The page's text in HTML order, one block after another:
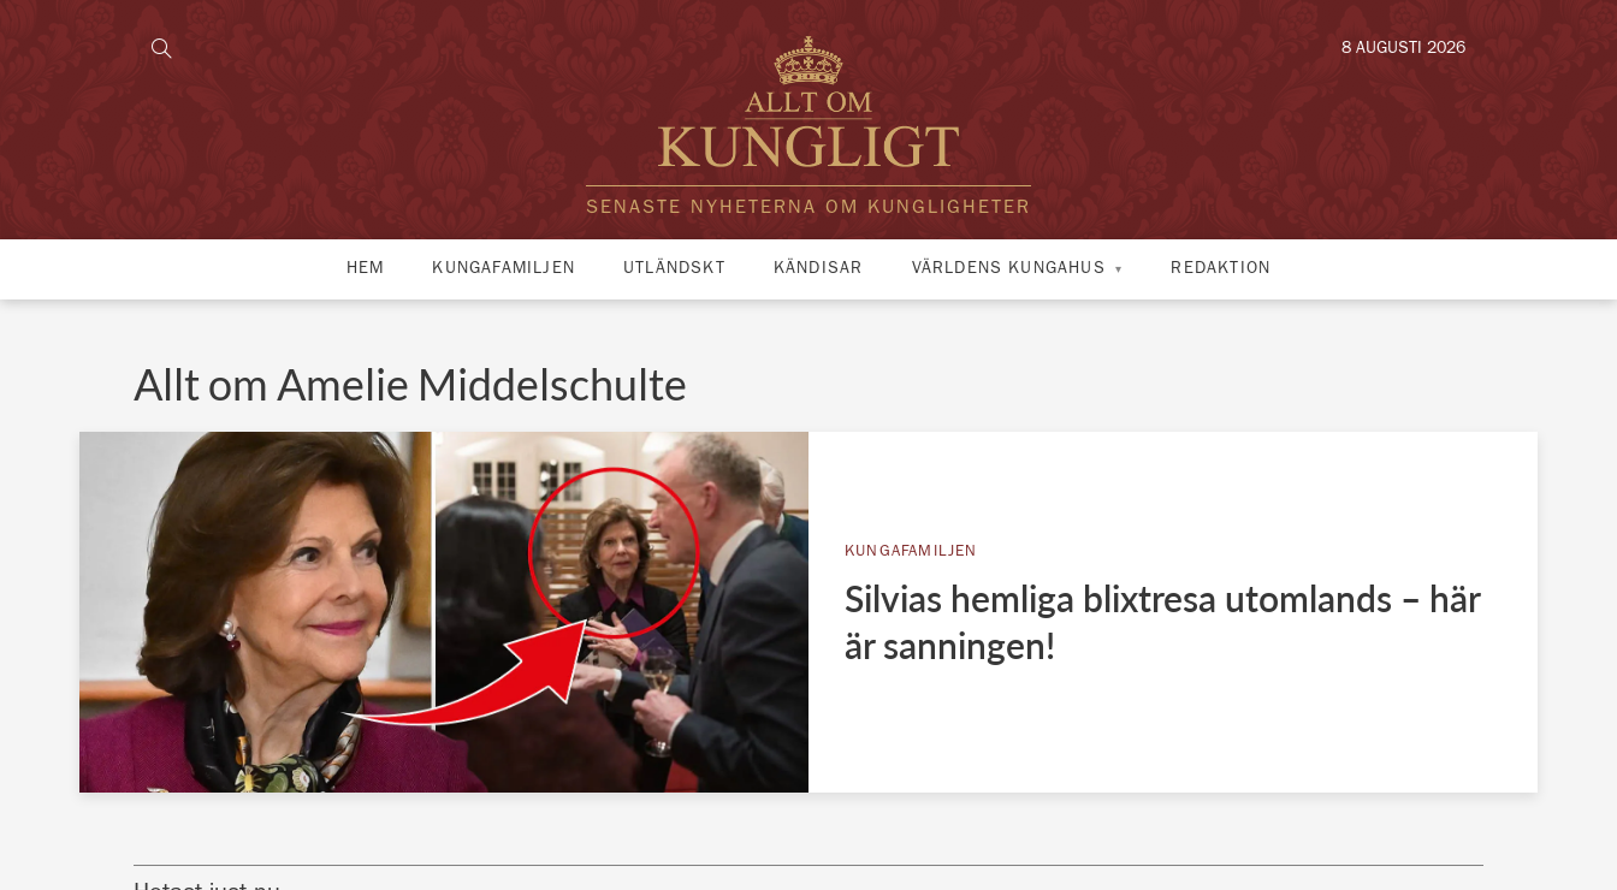
SENASTE NYHETERNA OM KUNGLIGHETER
8 AUGUSTI 2026
HEM KUNGAFAMILJEN UTLÄNDSKT KÄNDISAR VÄRLDENS KUNGAHUS REDAKTION
Allt om Amelie Middelschulte
KUNGAFAMILJEN
Silvias hemliga blixtresa utomlands – här
är sanningen!